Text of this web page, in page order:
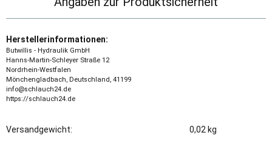
Herstellerinformationen:
Butwillis - Hydraulik GmbH
Hanns-Martin-Schleyer Straße 12
Nordrhein-Westfalen
Mönchengladbach, Deutschland, 41199
info@schlauch24.de
https://schlauch24.de
Versandgewicht: 0,02 kg